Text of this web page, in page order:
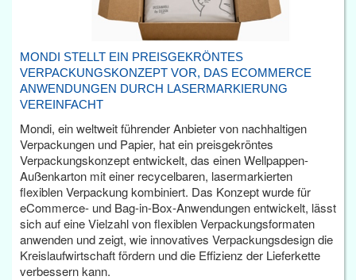
MONDI STELLT EIN PREISGEKRÖNTES
VERPACKUNGSKONZEPT VOR, DAS ECOMMERCE
ANWENDUNGEN DURCH LASERMARKIERUNG
VEREINFACHT
Mondi, ein weltweit führender Anbieter von nachhaltigen
Verpackungen und Papier, hat ein preisgekröntes
Verpackungskonzept entwickelt, das einen Wellpappen-
Außenkarton mit einer recycelbaren, lasermarkierten
flexiblen Verpackung kombiniert. Das Konzept wurde für
eCommerce- und Bag-in-Box-Anwendungen entwickelt, lässt
sich auf eine Vielzahl von flexiblen Verpackungsformaten
anwenden und zeigt, wie innovatives Verpackungsdesign die
Kreislaufwirtschaft fördern und die Effizienz der Lieferkette
verbessern kann.